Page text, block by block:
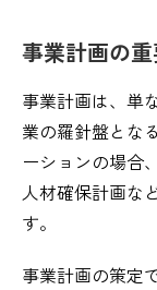
事業計画の
事業計画は、単
業の羅針盤とな
ーションの場合
人材確保計画な
す。
事業計画の策定